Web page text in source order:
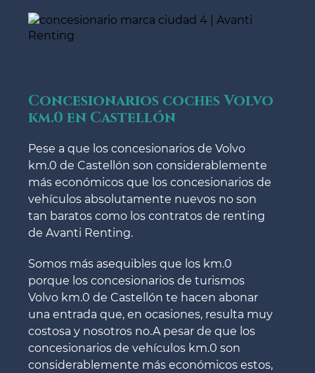
Concesionarios coches Volvo
km.0 en Castellón
Pese a que los concesionarios de Volvo
km.0 de Castellón son considerablemente
más económicos que los concesionarios de
vehículos absolutamente nuevos no son
tan baratos como los contratos de renting
de Avanti Renting.
Somos más asequibles que los km.0
porque los concesionarios de turismos
Volvo km.0 de Castellón te hacen abonar
una entrada que, en ocasiones, resulta muy
costosa y nosotros no.A pesar de que los
concesionarios de vehículos km.0 son
considerablemente más económicos estos,